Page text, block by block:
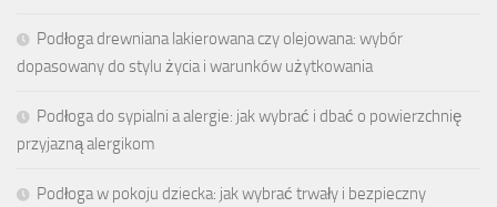
Podłoga drewniana lakierowana czy olejowana: wybór
dopasowany do stylu życia i warunków użytkowania
Podłoga do sypialni a alergie: jak wybrać i dbać o powierzchnię
przyjazną alergikom
Podłoga w pokoju dziecka: jak wybrać trwały i bezpieczny